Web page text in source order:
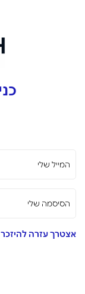
המייל שלי
הסיסמה שלי
אצטרך עזרה